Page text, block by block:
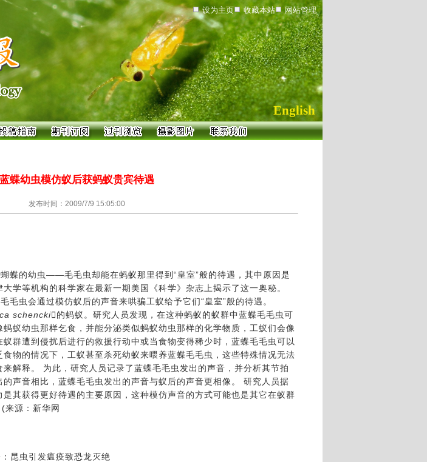
设为主页 收藏本站 网站管理
English
蓝蝶幼虫模仿蚁后获蚂蚁贵宾待遇
发布时间：2009/7/9 15:05:00
蝶的幼虫——毛毛虫却能在蚂蚁那里得到“皇室”般的待遇，其中原因是
学等机构的科学家在最新一期美国《科学》杂志上揭示了这一奥秘。
虫会通过模仿蚁后的声音来哄骗工蚁给予它们“皇室”般的待遇。
schencki的蚂蚁。研究人员发现，在这种蚂蚁的蚁群中蓝蝶毛毛虫可
蚁幼虫那样乞食，并能分泌类似蚂蚁幼虫那样的化学物质，工蚁们会像
群遭到侵扰后进行的救援行动中或当食物变得稀少时，蓝蝶毛毛虫可以
物的情况下，工蚁甚至杀死幼蚁来喂养蓝蝶毛毛虫，这些特殊情况无法
解释。 为此，研究人员记录了蓝蝶毛毛虫发出的声音，并分析其节拍
声音相比，蓝蝶毛毛虫发出的声音与蚁后的声音更相像。 研究人员据
其获得更好待遇的主要原因，这种模仿声音的方式可能也是其它在蚁群
来源：新华网
昆虫引发瘟疫致恐龙灭绝